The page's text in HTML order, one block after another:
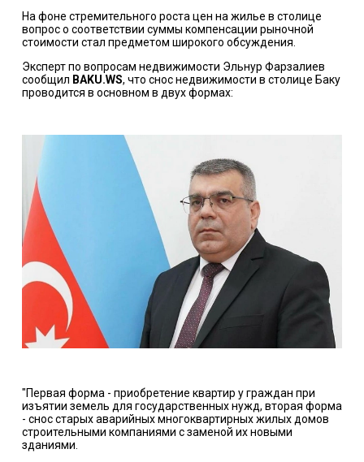
На фоне стремительного роста цен на жилье в столице
вопрос о соответствии суммы компенсации рыночной
стоимости стал предметом широкого обсуждения.
Эксперт по вопросам недвижимости Эльнур Фарзалиев
сообщил BAKU.WS, что снос недвижимости в столице Баку
проводится в основном в двух формах:
"Первая форма - приобретение квартир у граждан при
изъятии земель для государственных нужд, вторая форма
- снос старых аварийных многоквартирных жилых домов
строительными компаниями с заменой их новыми
зданиями.